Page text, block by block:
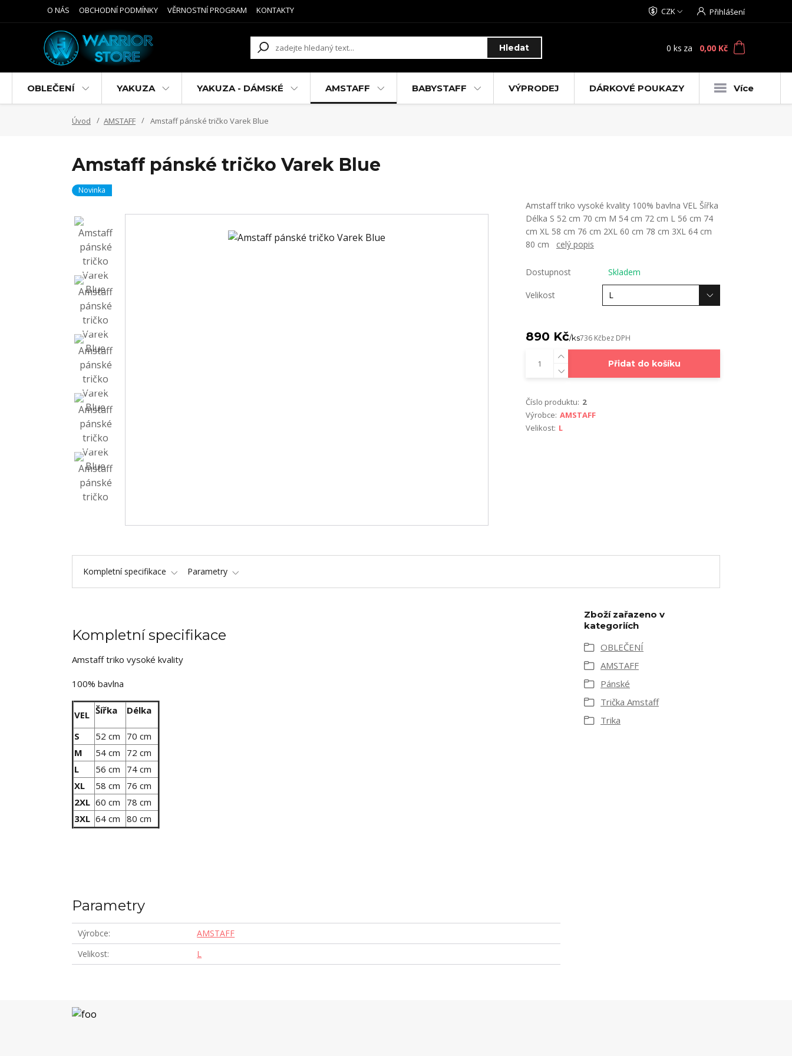
O NÁS OBCHODNÍ PODMÍNKY VĚRNOSTNÍ PROGRAM KONTAKTY CZK Přihlášení
Hledat 0 ks za 0,00 Kč
OBLEČENÍ YAKUZA YAKUZA - DÁMSKÉ AMSTAFF BABYSTAFF VÝPRODEJ DÁRKOVÉ POUKAZY Více
Úvod AMSTAFF Amstaff pánské tričko Varek Blue
Amstaff pánské tričko Varek Blue
Novinka
Amstaff triko vysoké kvality 100% bavlna VEL Šířka
Délka S 52 cm 70 cm M 54 cm 72 cm L 56 cm 74
cm XL 58 cm 76 cm 2XL 60 cm 78 cm 3XL 64 cm
80 cm celý popis
Dostupnost Skladem
Velikost
890 Kč/ks736 Kčbez DPH
Přidat do košíku
Číslo produktu: 2
Výrobce: AMSTAFF
Velikost: L
Kompletní specifikace Parametry
Kompletní specifikace
Amstaff triko vysoké kvality
100% bavlna
VEL Šířka Délka
S 52 cm
70 cm
M
54 cm
72 cm
L
56 cm
74 cm
XL
58 cm
76 cm
2XL 60 cm
78 cm
3XL 64 cm 80 cm
Parametry
Výrobce
AMSTAFF
Velikost
L
Zboží zařazeno v
kategoriích
OBLEČENÍ
AMSTAFF
Pánské
Trička Amstaff
Trika